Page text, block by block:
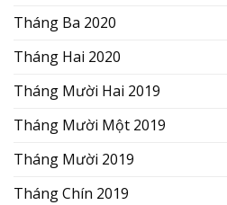
Tháng Ba 2020
Tháng Hai 2020
Tháng Mười Hai 2019
Tháng Mười Một 2019
Tháng Mười 2019
Tháng Chín 2019